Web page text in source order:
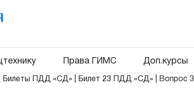
Права ГИМС Доп.курсы
Билеты ПДД «СД» Билет 23 ПДД «СД» Вопрос 3